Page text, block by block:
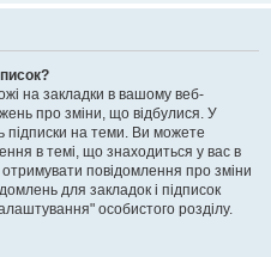
на закладки в вашому веб-
про зміни, що відбулися. У
підписки на теми. Ви можете
в темі, що знаходиться у вас в
повідомлення про зміни
для закладок і підписок
особистого розділу.